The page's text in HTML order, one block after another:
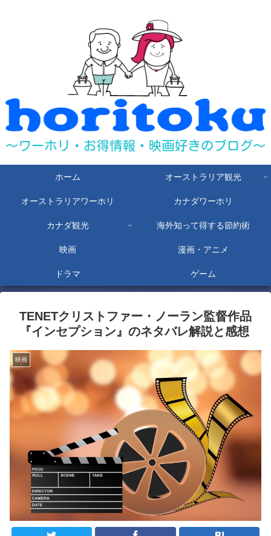
ホーム オーストラリア観光
オーストラリアワーホリ カナダワーホリ
カナダ観光 海外知って得する節約術
映画 漫画・アニメ
ドラマ ゲーム
TENETクリストファー・ノーラン監督作品
『インセプション』のネタバレ解説と感想
映画